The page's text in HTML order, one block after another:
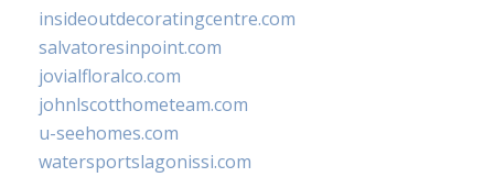
insideoutdecoratingcentre.com
salvatoresinpoint.com
jovialfloralco.com
johnlscotthometeam.com
u-seehomes.com
watersportslagonissi.com